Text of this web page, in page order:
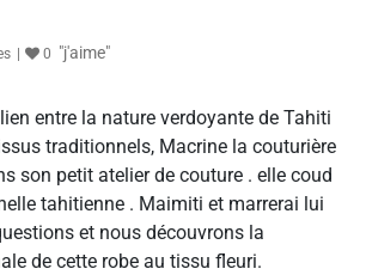
0 "j'aime"
entre la nature verdoyante de Tahiti
traditionnels, Macrine la couturière
son petit atelier de couture . elle coud
tahitienne . Maimiti et marrerai lui
et nous découvrons la
de cette robe au tissu fleuri.